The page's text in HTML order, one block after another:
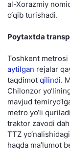
al-Xorazmiy
o‘qib turishadi.
Poytaxtda
Toshkent metrosi
aytilgan rejalar
taqdimot qilindi.
Chilonzor
mavjud
metro yo‘li
traktor zavodi
TTZ
haqda ma’lumot